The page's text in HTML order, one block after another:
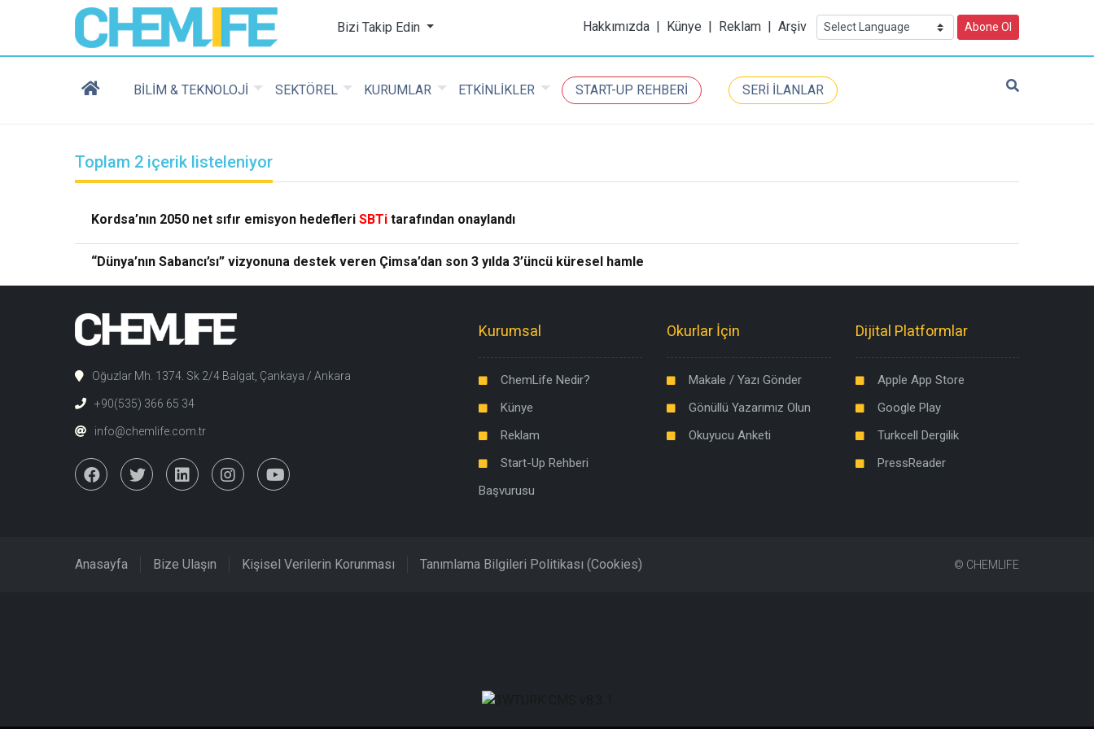
Chemlife - Basılı ve Dijital Kimya Dergisi
Bizi Takip Edin Hakkımızda | Künye | Reklam | Arşiv Abone Ol
BİLİM & TEKNOLOJİ SEKTÖREL KURUMLAR ETKİNLİKLER START-UP REHBERİ SERİ İLANLAR
Toplam 2 içerik listeleniyor
Kordsa’nın 2050 net sıfır emisyon hedefleri SBTi tarafından onaylandı
“Dünya’nın Sabancı’sı” vizyonuna destek veren Çimsa’dan son 3 yılda 3’üncü küresel hamle
Oğuzlar Mh. 1374. Sk 2/4 Balgat, Çankaya / Ankara
+90(535) 366 65 34
info@chemlife.com.tr
Kurumsal
ChemLife Nedir?
Künye
Reklam
Start-Up Rehberi
Başvurusu
Okurlar İçin
Makale / Yazı Gönder
Gönüllü Yazarımız Olun
Okuyucu Anketi
Dijital Platformlar
Apple App Store
Google Play
Turkcell Dergilik
PressReader
Anasayfa Bize Ulaşın Kişisel Verilerin Korunması Tanımlama Bilgileri Politikası (Cookies) © CHEMLIFE